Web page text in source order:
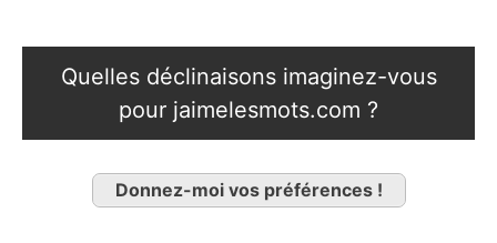
Quelles déclinaisons imaginez-vous
pour jaimelesmots.com ?
Donnez-moi vos préférences !